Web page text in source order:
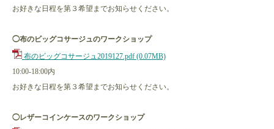
お好きな日程を第３希望までお知らせください。
◯布のビッグコサージュのワークショップ
布のビッグコサージュ2019127.pdf (0.07MB)
10:00-18:00内
お好きな日程を第３希望までお知らせください。
◯レザーコインケースのワークショップ